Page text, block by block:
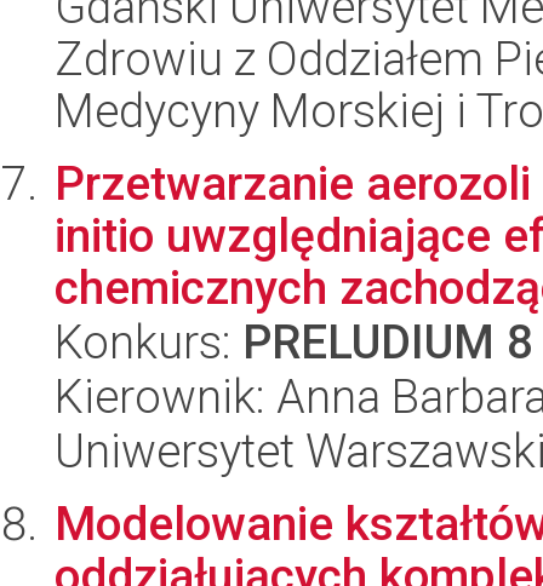
Zdrowiu z Oddziałem
Medycyny Morskiej i
Przetwarzanie
initio uwzględniające
chemicznych
Konkurs: PRELUDIUM 8
Kierownik: Anna
Uniwersytet
Modelowanie